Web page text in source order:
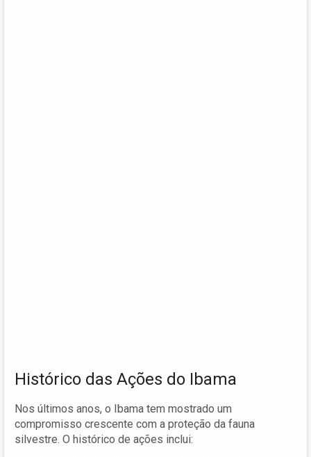
Histórico das Ações do Ibama
Nos últimos anos, o Ibama tem mostrado um
compromisso crescente com a proteção da fauna
silvestre. O histórico de ações inclui: